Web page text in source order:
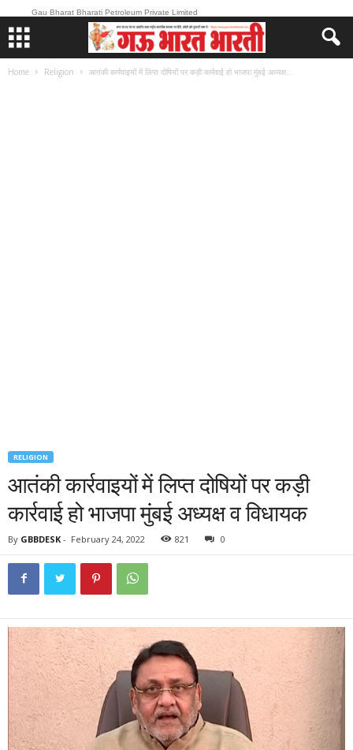
Gau Bharat Bharati Petroleum Private Limited
Home Religion आतंकी कार्रवाइयों में लिप्त दोषियों पर कड़ी कार्रवाई हो भाजपा मुंबई अध्यक्ष...
RELIGION
आतंकी कार्रवाइयों में लिप्त दोषियों पर कड़ी
कार्रवाई हो भाजपा मुंबई अध्यक्ष व विधायक
By GBBDESK - February 24, 2022 821 0